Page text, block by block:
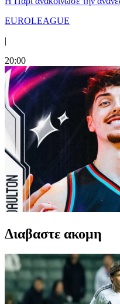
EUROLEAGUE
|
20:00
Διαβαστε ακομη